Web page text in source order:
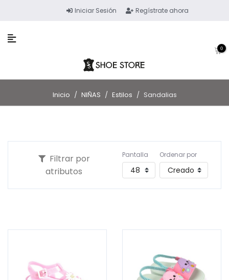
Iniciar Sesión Regístrate ahora
0
Inicio / NIÑAS / Estilos / Sandalias
Filtrar por
atributos
Pantalla Ordenar por